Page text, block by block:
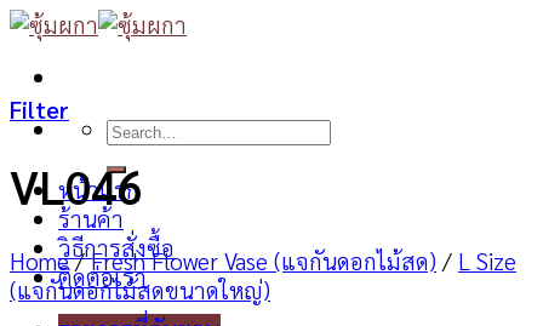
Skip
content
Search
หน้าแรก
ร้านค้า
วิธีการสั่งซื้อ
ติดต่อเรา
Filter
VL046
Home / Fresh Flower Vase (แจกันดอกไม้สด) / L Size
(แจกันดอกไม้สดขนาดใหญ่)